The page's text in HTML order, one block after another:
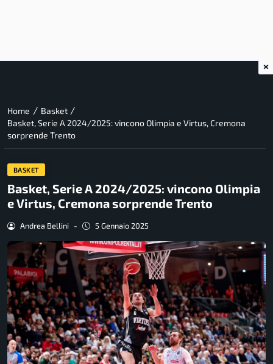
Home / Basket /
Basket, Serie A 2024/2025: vincono Olimpia e Virtus, Cremona
sorprende Trento
BASKET
Basket, Serie A 2024/2025: vincono Olimpia
e Virtus, Cremona sorprende Trento
Andrea Bellini - 5 Gennaio 2025
×